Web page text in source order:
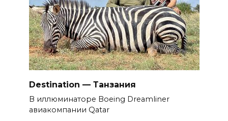
Destination — Танзания
В иллюминаторе Boeing Dreamliner
авиакомпании Qatar